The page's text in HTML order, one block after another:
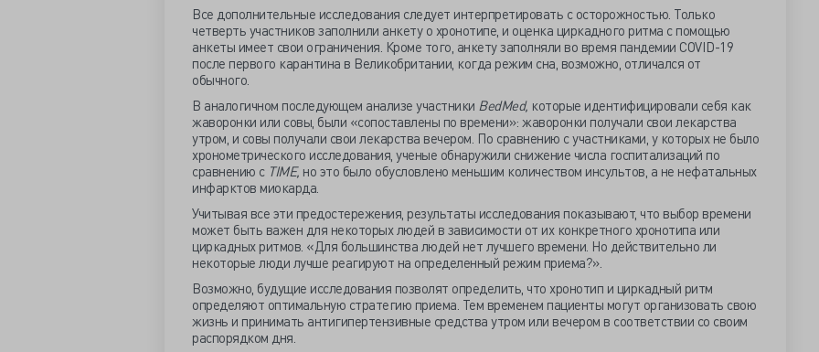
Все дополнительные исследования следует интерпретировать с осторожностью. Только
четверть участников заполнили анкету о хронотипе, и оценка циркадного ритма с помощью
анкеты имеет свои ограничения. Кроме того, анкету заполняли во время пандемии COVID-19
после первого карантина в Великобритании, когда режим сна, возможно, отличался от
обычного.
В аналогичном последующем анализе участники BedMed, которые идентифицировали себя как
жаворонки или совы, были «сопоставлены по времени»: жаворонки получали свои лекарства
утром, и совы получали свои лекарства вечером. По сравнению с участниками, у которых не было
хронометрического исследования, ученые обнаружили снижение числа госпитализаций по
сравнению с TIME, но это было обусловлено меньшим количеством инсультов, а не нефатальных
инфарктов миокарда.
Учитывая все эти предостережения, результаты исследования показывают, что выбор времени
может быть важен для некоторых людей в зависимости от их конкретного хронотипа или
циркадных ритмов. «Для большинства людей нет лучшего времени. Но действительно ли
некоторые люди лучше реагируют на определенный режим приема?».
Возможно, будущие исследования позволят определить, что хронотип и циркадный ритм
определяют оптимальную стратегию приема. Тем временем пациенты могут организовать свою
жизнь и принимать антигипертензивные средства утром или вечером в соответствии со своим
распорядком дня.